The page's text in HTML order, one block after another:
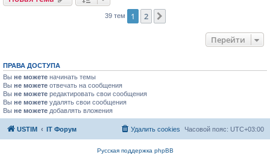
39 тем 1 2
Перейти
ПРАВА ДОСТУПА
Вы не можете начинать темы
Вы не можете отвечать на сообщения
Вы не можете редактировать свои сообщения
Вы не можете удалять свои сообщения
Вы не можете добавлять вложения
USTIM IT Форум Часовой пояс: UTC+03:00
Удалить cookies
Русская поддержка phpBB